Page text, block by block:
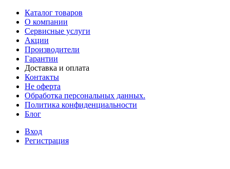
Каталог товаров
О компании
Сервисные услуги
Акции
Производители
Гарантии
Доставка и оплата
Контакты
Не оферта
Обработка персональных данных.
Политика конфиденциальности
Блог
Вход
Регистрация